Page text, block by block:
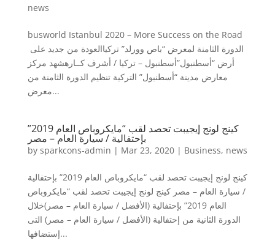
news
busworld Istanbul 2020 – More Success on the Road
أرض “أسطنبول”أسطنبول – تركيا / أشرف كــارهشهد مركز
معارض مدينة “أسطنبول” التركية تنظيم الدورة الثامنة من
معرض...
كينج لونج إيجيبت تحصد لقب “مايكروباص العام 2019”
بإحتفالية / سيارة العام – مصر
by sparkcons-admin | Mar 23, 2020| Business, news
كينج لونج إيجيبت تحصد لقب “مايكروباص العام 2019” بإحتفالية
/ سيارة العام – مصر كينج لونج إيجيبت تحصد لقب “مايكروباص
العام 2019” بإحتفالية (الأفضل / سيارة العام – مصر)خلال
الدورة الثانية من إحتفالية (الأفضل / سيارة العام – مصر) التى
إستضافها...